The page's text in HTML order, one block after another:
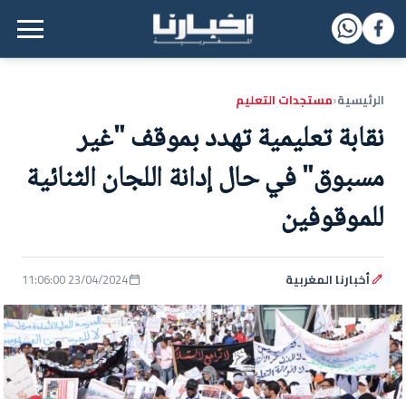
القائمة الرئيسية
الرئيسية‹مستجدات التعليم
نقابة تعليمية تهدد بموقف "غير
مسبوق" في حال إدانة اللجان الثنائية
للموقوفين
أخبارنا المغربية 23/04/2024 11:06:00